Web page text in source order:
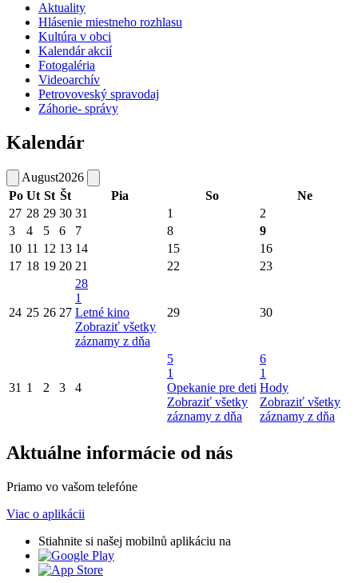
Aktuality
Hlásenie miestneho rozhlasu
Kultúra v obci
Kalendár akcií
Fotogaléria
Videoarchív
Petrovoveský spravodaj
Záhorie- správy
Kalendár
August2026
Po Ut St Št Pia So
Ne
27 28 29 30 31 1
2
3
4 5 6 7 8
9
10 11 12 13 14 15
16
17 18 19 20 21 22 23
24 25 26 27
28
1
Letné kino
Zobraziť všetky
záznamy z dňa
29 30
31 1 2 3 4
5
1
Opekanie pre deti
Zobraziť všetky
záznamy z dňa
6
1
Hody
Zobraziť všetky
záznamy z dňa
Aktuálne informácie od nás
Priamo vo vašom telefóne
Viac o aplikácii
Stiahnite si našej mobilnů aplikáciu na